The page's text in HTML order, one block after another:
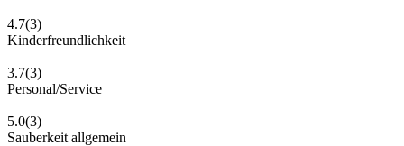
4.7(3)
Kinderfreundlichkeit
3.7(3)
Personal/Service
5.0(3)
Sauberkeit allgemein